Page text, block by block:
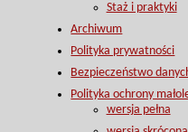
Staż i praktyki
Archiwum
Polityka prywatności
Bezpieczeństwo
Polityka ochrony
wersja pełna